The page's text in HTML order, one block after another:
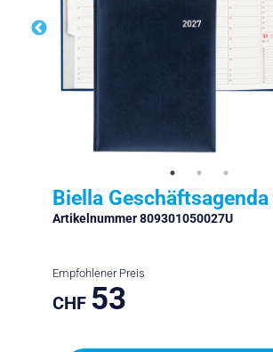
Biella
Artikelnummer 809301050027U
Empfohlener Preis
CHF 53